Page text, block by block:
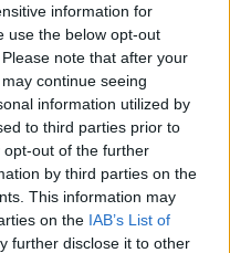
information for
use the below opt-out
note that after your
continue seeing
information utilized by
to third parties prior to
out of the further
by third parties on the
This information may
on the IAB’s List of
further disclose it to other
Trvalky, ktoré znesú
sucho a teplo? Tieto
vysaďte na miesta, na
ktoré slnko svieti celý
deň